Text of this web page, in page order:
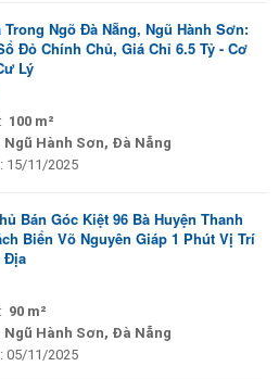
Trong Ngõ Đà Nẵng, Ngũ Hành Sơn:
Đỏ Chính Chủ, Giá Chỉ 6.5 Tỷ - Cơ
Lý
100 m²
Ngũ Hành Sơn, Đà Nẵng
15/11/2025
Bán Góc Kiệt 96 Bà Huyện Thanh
Biển Võ Nguyên Giáp 1 Phút Vị Trí
Địa
90 m²
Ngũ Hành Sơn, Đà Nẵng
05/11/2025